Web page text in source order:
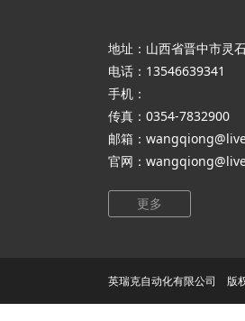
地址：山西省晋中市灵
电话：13546639341
手机：
传真：0354-7832900
邮箱：
官网：
更多
英瑞克自动化有限公司